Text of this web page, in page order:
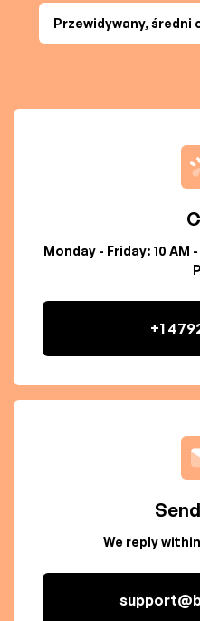
Przewidywany, średni
Monday - Friday: 10 AM
+1
We reply